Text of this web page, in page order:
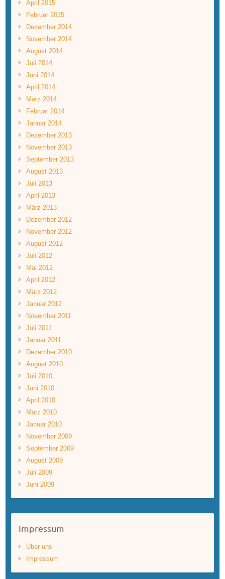
April 2015
Februar 2015
Dezember 2014
November 2014
August 2014
Juli 2014
Juni 2014
April 2014
März 2014
Februar 2014
Januar 2014
Dezember 2013
November 2013
September 2013
August 2013
Juli 2013
April 2013
März 2013
Dezember 2012
November 2012
August 2012
Juli 2012
Mai 2012
April 2012
März 2012
Januar 2012
November 2011
Juli 2011
Januar 2011
Dezember 2010
August 2010
Juli 2010
Juni 2010
April 2010
März 2010
Januar 2010
November 2009
September 2009
August 2009
Juli 2009
Juni 2009
Impressum
Über uns
Impressum